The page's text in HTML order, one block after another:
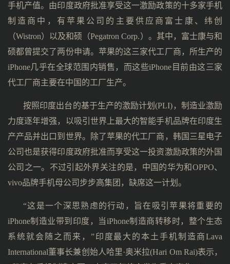
手机产值。由印度政府批准享受这一激励政策的十多家手机
制造商中，有苹果公司的主要供应商富士康、纬创
（Wistron）以及和硕（Pegatron Corp.）。其中，富士康与和
硕都曾提交了两份申请。苹果的这三家代工厂商，所生产的
iPhone几乎在全球范围内销售，而这些iPhone目前由这三家
代工厂商主要在中国的工厂生产。
按照印度出台的基于生产的激励计划(PLI)，制造业激励
力度逐年增强，以吸引世界上最大的智能手机品牌在印度生
产产品并出口到世界。除了苹果的代工厂商，韩国三星电子
公司也是获得印度政府批准而享受这一投资激励政策的外国
公司之一。不过引起外界关注的是，中国的华为和OPPO、
vivo品牌手机母公司步步高集团，缺席这一计划。
“这是一个深思熟虑的行动，旨在吸引苹果将重要的
iPhone制造业带到印度，当iPhone制造商转移时，整个生态
系统就会随之而来，”印度最大的本土手机制造商Lava
International董事长兼创始人哈里·奥米拉(Hari Om Rai)表示，